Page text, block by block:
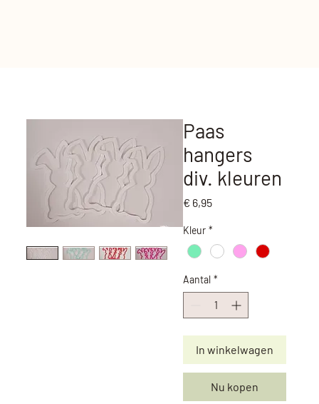
Paas
hangers
div. kleuren
€ 6,95Prijs
Kleur *
Aantal *
In winkelwagen
Nu kopen